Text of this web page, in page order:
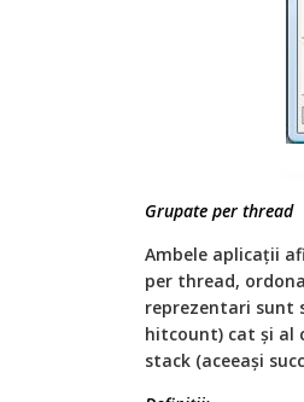
Grupate per thread
Ambele aplicaţii
per thread,
reprezentari
hitcount) cat şi al
stack (aceeași